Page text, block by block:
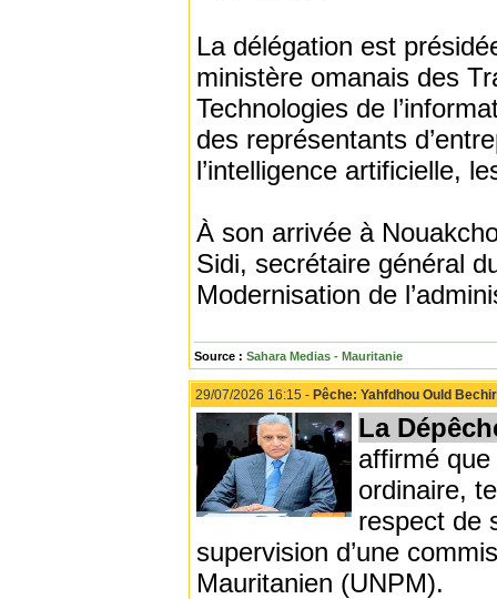
La délégation est
ministère omanais des
Technologies de
des représentants
l’intelligence artificielle,
À son arrivée à
Sidi, secrétaire général
Modernisation de
Source : Sahara Medias - Mauritanie
29/07/2026 16:15 - Pêche: Yahfdhou Ould
La
affirmé
ordinaire,
respect de
supervision d’une
Mauritanien (UNPM).